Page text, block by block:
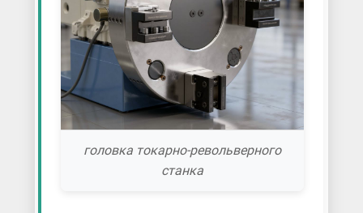
головка токарно-револьверного
станка